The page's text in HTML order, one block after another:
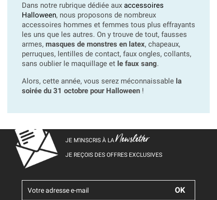
Dans notre rubrique dédiée aux accessoires
Halloween, nous proposons de nombreux
accessoires hommes et femmes tous plus effrayants
les uns que les autres. On y trouve de tout, fausses
armes, masques de monstres en latex, chapeaux,
perruques, lentilles de contact, faux ongles, collants,
sans oublier le maquillage et le faux sang.
Alors, cette année, vous serez méconnaissable la
soirée du 31 octobre pour Halloween !
JE M’INSCRIS À LANewsletter
JE REÇOIS DES OFFRES EXCLUSIVES